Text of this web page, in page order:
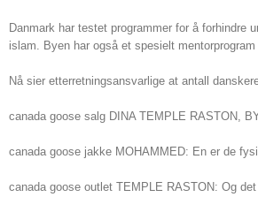
Danmark har testet programmer for å
islam. Byen har også et spesielt
Nå sier etterretningsansvarlige at antall
canada goose salg DINA TEMPLE RASTON,
canada goose jakke MOHAMMED: En er de
canada goose outlet TEMPLE RASTON: Og